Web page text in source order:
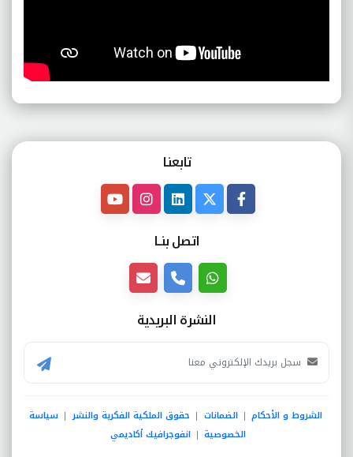
تابعنـا
اتصل بنــا
النشرة البريدية
الشروط و الأحكام | الضمانات | حقوق الملكية الفكرية والنشر | سياسة
الخصوصية | انفوجرافيك أكاديمي